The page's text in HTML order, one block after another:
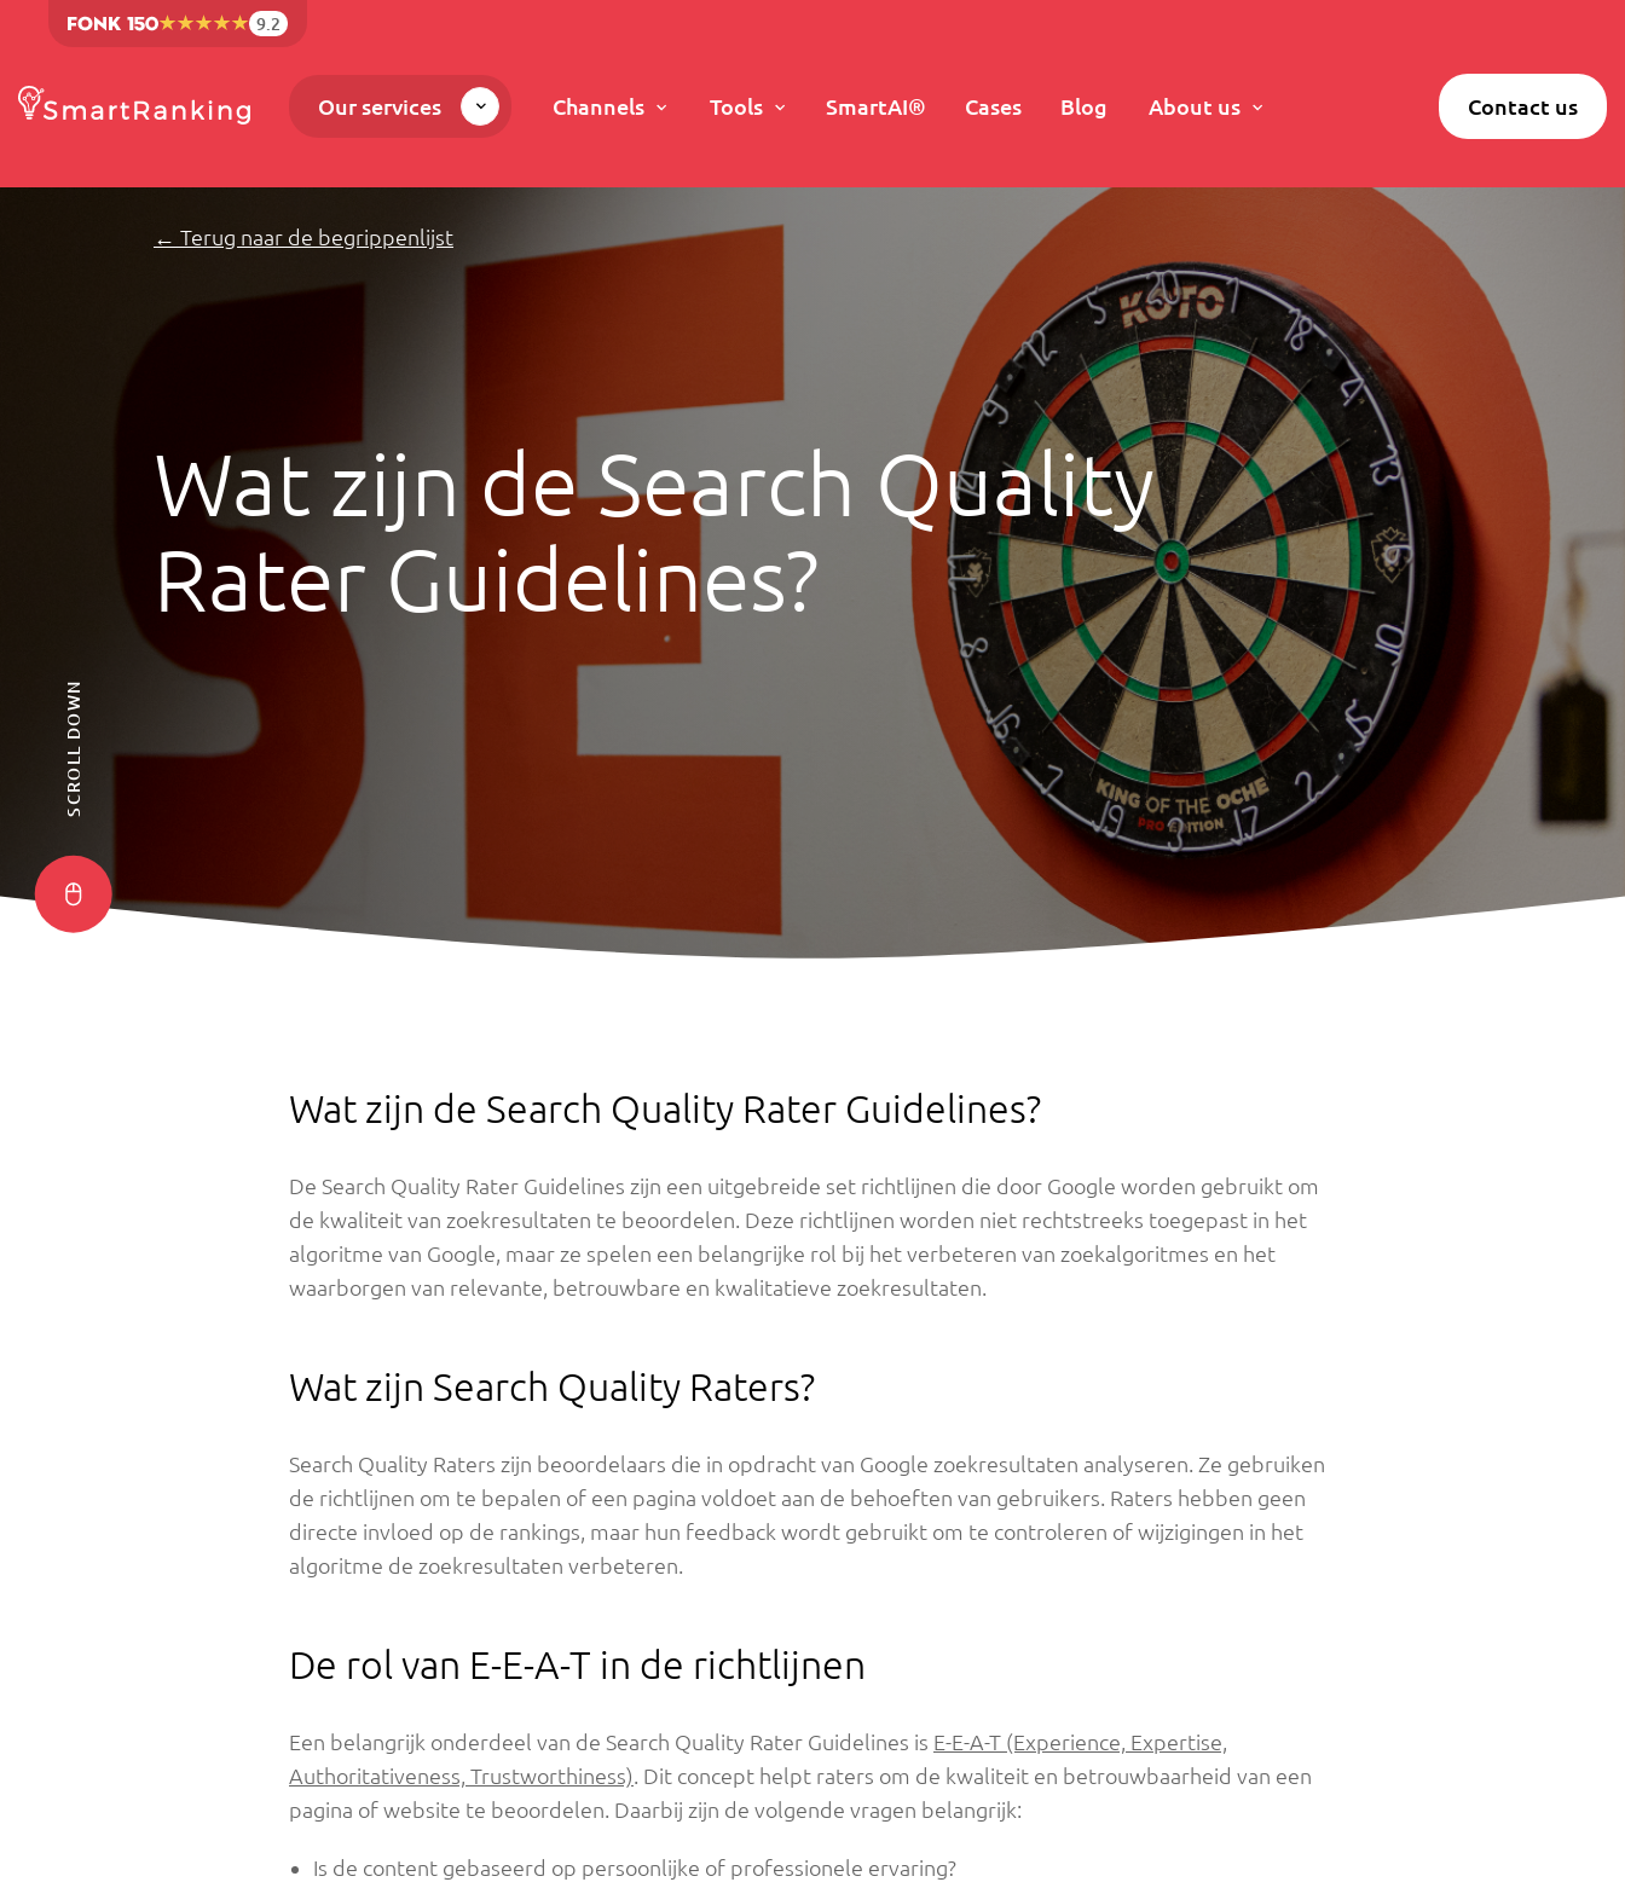
9.2
Our services Channels Tools SmartAI® Cases Blog About us Contact us
SCROLL DOWN
← Terug naar de begrippenlijst
Wat zijn de Search Quality
Rater Guidelines?
Wat zijn de Search Quality Rater Guidelines?
De Search Quality Rater Guidelines zijn een uitgebreide set richtlijnen die door Google worden gebruikt om
de kwaliteit van zoekresultaten te beoordelen. Deze richtlijnen worden niet rechtstreeks toegepast in het
algoritme van Google, maar ze spelen een belangrijke rol bij het verbeteren van zoekalgoritmes en het
waarborgen van relevante, betrouwbare en kwalitatieve zoekresultaten.
Wat zijn Search Quality Raters?
Search Quality Raters zijn beoordelaars die in opdracht van Google zoekresultaten analyseren. Ze gebruiken
de richtlijnen om te bepalen of een pagina voldoet aan de behoeften van gebruikers. Raters hebben geen
directe invloed op de rankings, maar hun feedback wordt gebruikt om te controleren of wijzigingen in het
algoritme de zoekresultaten verbeteren.
De rol van E-E-A-T in de richtlijnen
Een belangrijk onderdeel van de Search Quality Rater Guidelines is E-E-A-T (Experience, Expertise,
Authoritativeness, Trustworthiness). Dit concept helpt raters om de kwaliteit en betrouwbaarheid van een
pagina of website te beoordelen. Daarbij zijn de volgende vragen belangrijk:
Is de content gebaseerd op persoonlijke of professionele ervaring?